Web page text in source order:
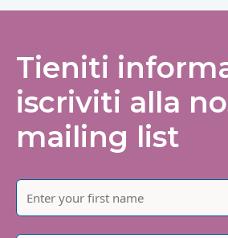
Tieniti
iscriviti alla
mailing list